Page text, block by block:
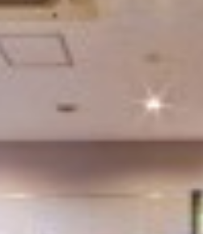
札幌/江別/当別/千歳
SAPPORO/EBETSU/TOBETSU/
SENDAI/IZUMI/NAGAMACHI/